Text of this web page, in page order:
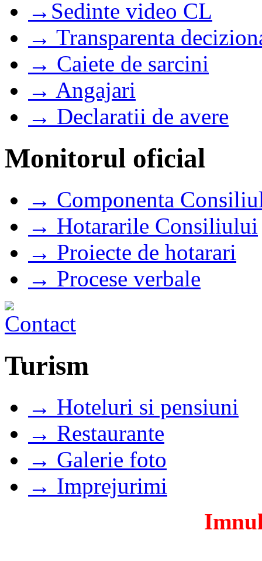
→Sedinte video CL
→ Transparenta
→ Caiete de sarcini
→ Angajari
→ Declaratii de avere
Monitorul oficial
→ Componenta
→ Hotararile Consiliului
→ Proiecte de hotarari
→ Procese verbale
Turism
→ Hoteluri si pensiuni
→ Restaurante
→ Galerie foto
→ Imprejurimi